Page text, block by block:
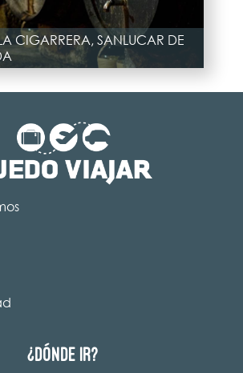
CIGARRERA, SANLUCAR DE
¿Dónde ir?